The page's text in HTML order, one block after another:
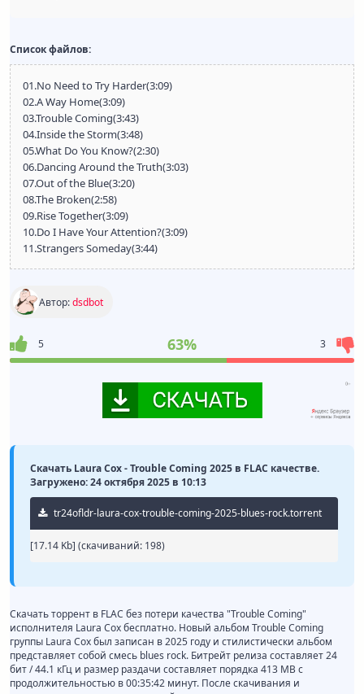
Список файлов:
01.No Need to Try Harder(3:09)
02.A Way Home(3:09)
03.Trouble Coming(3:43)
04.Inside the Storm(3:48)
05.What Do You Know?(2:30)
06.Dancing Around the Truth(3:03)
07.Out of the Blue(3:20)
08.The Broken(2:58)
09.Rise Together(3:09)
10.Do I Have Your Attention?(3:09)
11.Strangers Someday(3:44)
Автор:dsdbot
5 63% 3
Скачать Laura Cox - Trouble Coming 2025 в FLAC качестве.
Загружено: 24 октября 2025 в 10:13
tr24ofldr-laura-cox-trouble-coming-2025-blues-rock.torrent
[17.14 Kb] (cкачиваний: 198)
Скачать торрент в FLAC без потери качества "Trouble Coming"
исполнителя Laura Cox бесплатно. Новый альбом Trouble Coming
группы Laura Cox был записан в 2025 году и стилистически альбом
представляет собой смесь blues rock. Битрейт релиза составляет 24
бит / 44.1 кГц и размер раздачи составляет порядка 413 MB с
продолжительностью в 00:35:42 минут. После скачивания и